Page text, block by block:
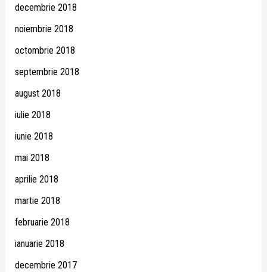
decembrie 2018
noiembrie 2018
octombrie 2018
septembrie 2018
august 2018
iulie 2018
iunie 2018
mai 2018
aprilie 2018
martie 2018
februarie 2018
ianuarie 2018
decembrie 2017